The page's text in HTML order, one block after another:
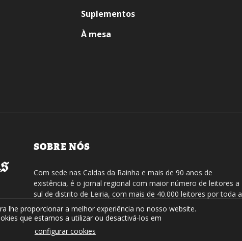
Suplementos
À mesa
SOBRE NÓS
Com sede nas Caldas da Rainha e mais de 90 anos de
existência, é o jornal regional com maior número de leitores a
sul de distrito de Leiria, com mais de 40.000 leitores por toda a
região Oeste. Jornal com distribuição em Portugal Continental e
assinatura online.
lhe proporcionar a melhor experiência no nosso website.
que estamos a utilizar ou desactivá-los em
configurar cookies